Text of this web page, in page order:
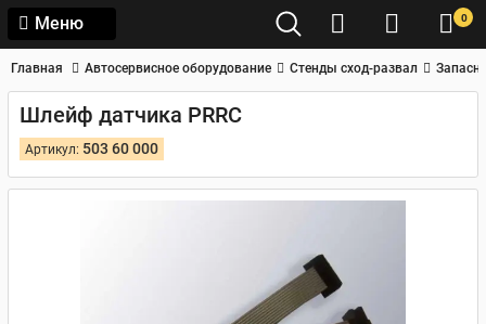
Меню 0
Главная Автосервисное оборудование Стенды сход-развал
Шлейф датчика PRRC
Артикул: 503 60 000